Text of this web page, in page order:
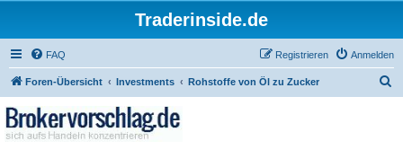
Traderinside.de
FAQ Anmelden
Registrieren
Foren-Übersicht Investments Rohstoffe von Öl zu Zucker